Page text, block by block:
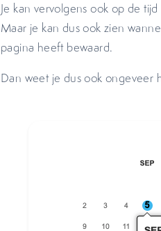
Je kan vervolgens ook op de
Maar je kan dus ook zien
pagina heeft bewaard.
Dan weet je dus ook ongeveer